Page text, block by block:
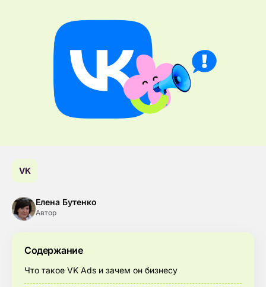
VK
Елена Бутенко
Автор
Содержание
Что такое VK Ads и зачем он бизнесу